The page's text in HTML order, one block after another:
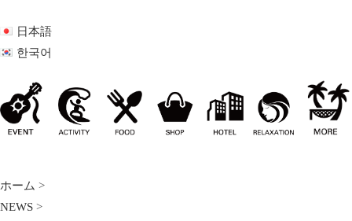
日本語
한국어
ホーム >
NEWS >